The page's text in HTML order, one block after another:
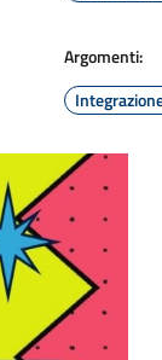
Argomenti: